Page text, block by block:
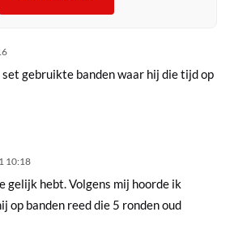
gebruikte banden waar hij die tijd op
10:18
gelijk hebt. Volgens mij hoorde ik
op banden reed die 5 ronden oud